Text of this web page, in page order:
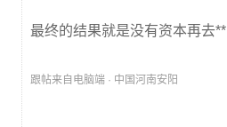
最终的结果就是没有资本再去**
跟帖来自电脑端 · 中国河南安阳